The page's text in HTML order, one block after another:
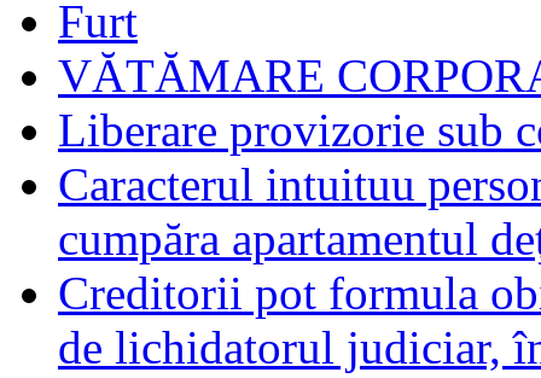
Furt
VĂTĂMARE
Liberare provizorie sub
Caracterul intuituu
cumpăra apartamentul
Creditorii pot formula
de lichidatorul judiciar,